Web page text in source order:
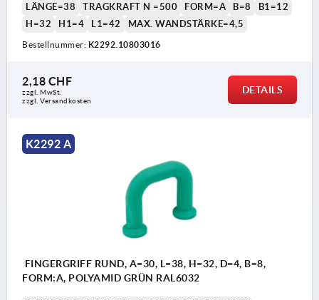
LÄNGE=38
TRAGKRAFT N =500 FORM=A B=8
B1=12
H=32
H1=4 L1=42 MAX. WANDSTÄRKE=4,5
Bestellnummer: K2292.10803016
2,18 CHF
zzgl. MwSt.
zzgl. Versandkosten
DETAILS
K2292 A
FINGERGRIFF RUND, A=30, L=38, H=32, D=4, B=8,
FORM:A, POLYAMID GRÜN RAL6032